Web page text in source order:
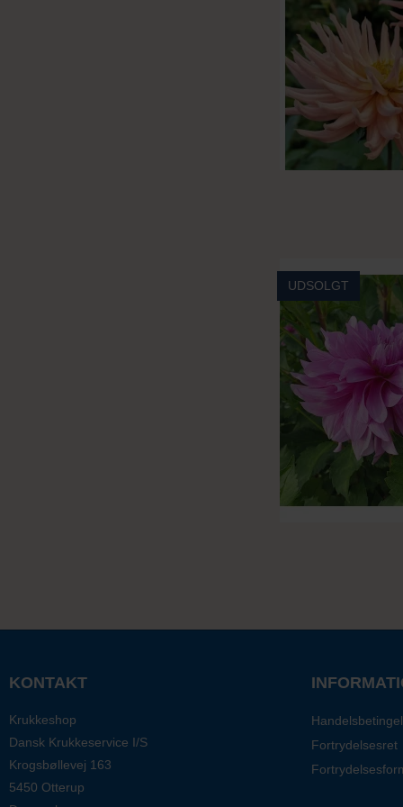
UDSOLGT
KONTAKT
Krukkeshop
Dansk Krukkeservice I/S
Krogsbøllevej 163
5450 Otterup
Fortrydelsesret